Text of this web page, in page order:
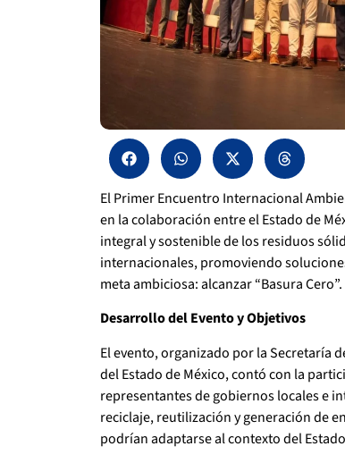
El Primer Encuentro Internacional
en la colaboración entre el Estado de
integral y sostenible de los residuos
internacionales, promoviendo
meta ambiciosa: alcanzar “Basura Cero”.
Desarrollo del Evento y Objetivos
El evento, organizado por la Secretaría
del Estado de México, contó con la
representantes de gobiernos locales e
reciclaje, reutilización y generación de
podrían adaptarse al contexto del